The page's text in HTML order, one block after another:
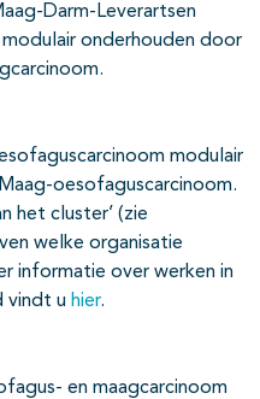
Darm-Leverartsen
onderhouden door
modulair
oesofaguscarcinoom.
het cluster’ (zie
welke organisatie
informatie over werken in
vindt u hier.
en maagcarcinoom